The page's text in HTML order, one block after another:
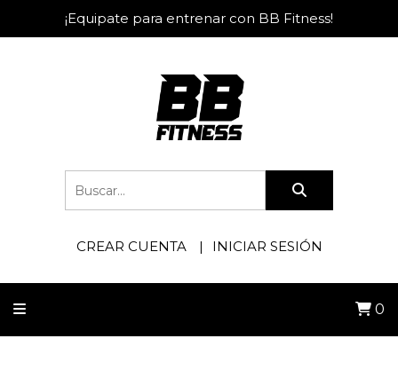
¡Equipate para entrenar con BB Fitness!
CREAR CUENTA INICIAR SESIÓN
0